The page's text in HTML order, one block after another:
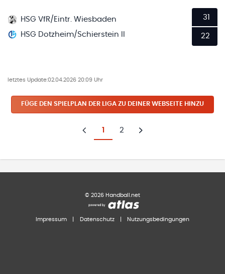
HSG VfR/Eintr. Wiesbaden
HSG Dotzheim/Schierstein II
31
22
letztes Update:02.04.2026 20:09 Uhr
FÜGE DEN SPIELPLAN DER LIGA ZU DEINER WEBSEITE HINZU
Zurück
1 2
Weiter
© 2026 Handball.net
Impressum Datenschutz Nutzungsbedingungen